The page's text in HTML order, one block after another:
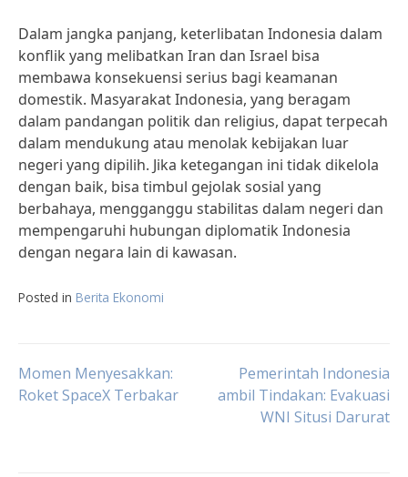
Dalam jangka panjang, keterlibatan Indonesia dalam
konflik yang melibatkan Iran dan Israel bisa
membawa konsekuensi serius bagi keamanan
domestik. Masyarakat Indonesia, yang beragam
dalam pandangan politik dan religius, dapat terpecah
dalam mendukung atau menolak kebijakan luar
negeri yang dipilih. Jika ketegangan ini tidak dikelola
dengan baik, bisa timbul gejolak sosial yang
berbahaya, mengganggu stabilitas dalam negeri dan
mempengaruhi hubungan diplomatik Indonesia
dengan negara lain di kawasan.
Posted in Berita Ekonomi
Post
Momen Menyesakkan:
Roket SpaceX Terbakar
Pemerintah Indonesia
ambil Tindakan: Evakuasi
WNI Situsi Darurat